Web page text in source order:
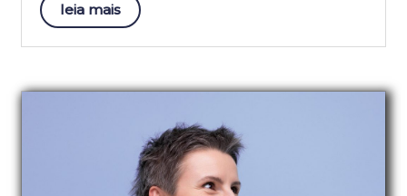
leia mais